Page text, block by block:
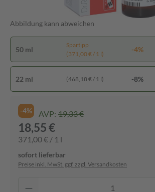
Abbildung kann abweichen
50 ml
Spartipp
(371,00 € / 1 l)
-4%
22 ml (468,18 € / 1 l) -8%
-4% AVP: 19,33 €
18,55 €
371,00 € / 1 l
sofort lieferbar
Preise inkl. MwSt. ggf. zzgl. Versandkosten